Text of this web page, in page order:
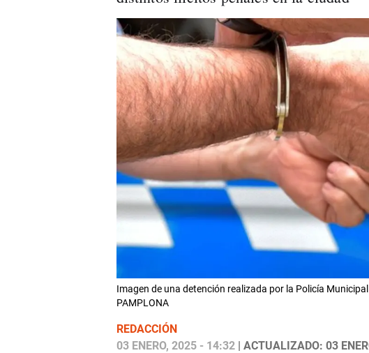
Imagen de una detención realizada por la Policía
PAMPLONA
REDACCIÓN
03 ENERO, 2025 - 14:32| ACTUALIZADO: 03